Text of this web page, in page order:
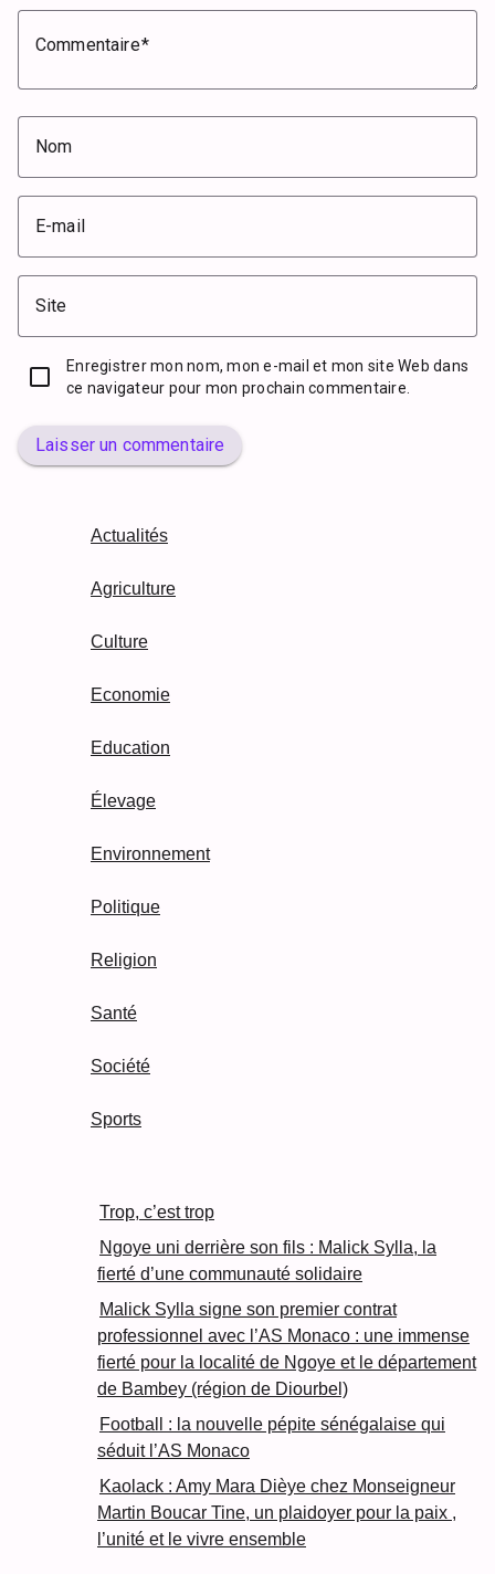
Commentaire
Nom
E-mail
Site
Enregistrer mon nom, mon e-mail et mon site Web dans
ce navigateur pour mon prochain commentaire.
Laisser un commentaire
Actualités
Agriculture
Culture
Economie
Education
Élevage
Environnement
Politique
Religion
Santé
Société
Sports
Trop, c’est trop
Ngoye uni derrière son fils : Malick Sylla, la
fierté d’une communauté solidaire
Malick Sylla signe son premier contrat
professionnel avec l’AS Monaco : une immense
fierté pour la localité de Ngoye et le département
de Bambey (région de Diourbel)
Football : la nouvelle pépite sénégalaise qui
séduit l’AS Monaco
Kaolack : Amy Mara Dièye chez Monseigneur
Martin Boucar Tine, un plaidoyer pour la paix ,
l’unité et le vivre ensemble